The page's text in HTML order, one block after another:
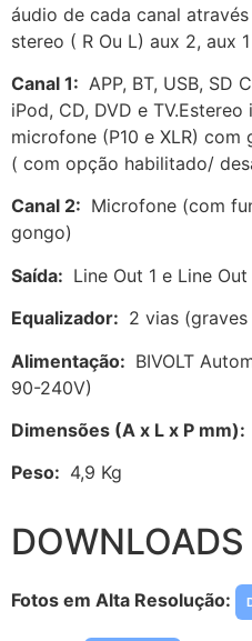
áudio de cada canal
stereo ( R Ou L) aux 2, aux
Canal 1: APP, BT, USB, SD
iPod, CD, DVD e
microfone (P10 e XLR)
( com opção habilitado/
Canal 2: Microfone (com
gongo)
Saída: Line Out 1 e Line Out
Equalizador: 2 vias
Alimentação: BIVOLT
90-240V)
Dimensões (A x L x P mm):
Peso: 4,9 Kg
DOWNLOADS
Fotos em Alta Resolução: